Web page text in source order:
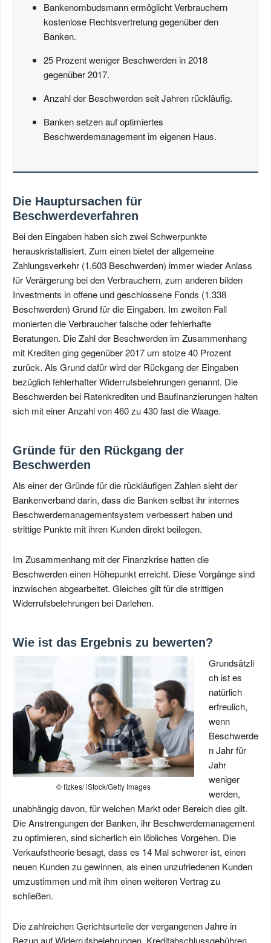
Bankenombudsmann ermöglicht Verbrauchern
kostenlose Rechtsvertretung gegenüber den
Banken.
25 Prozent weniger Beschwerden in 2018
gegenüber 2017.
Anzahl der Beschwerden seit Jahren rückläufig.
Banken setzen auf optimiertes
Beschwerdemanagement im eigenen Haus.
Die Hauptursachen für
Beschwerdeverfahren
Bei den Eingaben haben sich zwei Schwerpunkte
herauskristallisiert. Zum einen bietet der allgemeine
Zahlungsverkehr (1.603 Beschwerden) immer wieder Anlass
für Verärgerung bei den Verbrauchern, zum anderen bilden
Investments in offene und geschlossene Fonds (1.338
Beschwerden) Grund für die Eingaben. Im zweiten Fall
monierten die Verbraucher falsche oder fehlerhafte
Beratungen. Die Zahl der Beschwerden im Zusammenhang
mit Krediten ging gegenüber 2017 um stolze 40 Prozent
zurück. Als Grund dafür wird der Rückgang der Eingaben
bezüglich fehlerhafter Widerrufsbelehrungen genannt. Die
Beschwerden bei Ratenkrediten und Baufinanzierungen halten
sich mit einer Anzahl von 460 zu 430 fast die Waage.
Gründe für den Rückgang der
Beschwerden
Als einer der Gründe für die rückläufigen Zahlen sieht der
Bankenverband darin, dass die Banken selbst ihr internes
Beschwerdemanagementsystem verbessert haben und
strittige Punkte mit ihren Kunden direkt beilegen.
Im Zusammenhang mit der Finanzkrise hatten die
Beschwerden einen Höhepunkt erreicht. Diese Vorgänge sind
inzwischen abgearbeitet. Gleiches gilt für die strittigen
Widerrufsbelehrungen bei Darlehen.
Wie ist das Ergebnis zu bewerten?
© fizkes/ iStock/Getty Images
Grundsätzli
ch ist es
natürlich
erfreulich,
wenn
Beschwerde
n Jahr für
Jahr
weniger
werden,
unabhängig davon, für welchen Markt oder Bereich dies gilt.
Die Anstrengungen der Banken, ihr Beschwerdemanagement
zu optimieren, sind sicherlich ein löbliches Vorgehen. Die
Verkaufstheorie besagt, dass es 14 Mal schwerer ist, einen
neuen Kunden zu gewinnen, als einen unzufriedenen Kunden
umzustimmen und mit ihm einen weiteren Vertrag zu
schließen.
Die zahlreichen Gerichtsurteile der vergangenen Jahre in
Bezug auf Widerrufsbelehrungen, Kreditabschlussgebühren